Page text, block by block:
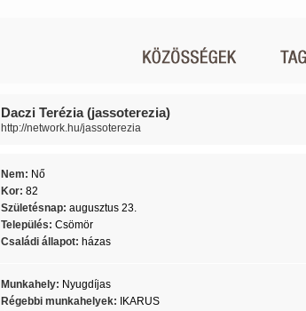
Daczi Terézia (jassoterezia)
http://network.hu/jassoterezia
Nem: Nő
Kor: 82
Születésnap: augusztus 23.
Település: Csömör
Családi állapot: házas
Munkahely: Nyugdíjas
Régebbi munkahelyek:
IKARUS